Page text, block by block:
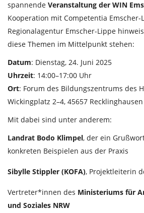
spannende Veranstaltung der WIN
Kooperation mit Competentia
Regionalagentur Emscher-Lippe
diese Themen im Mittelpunkt stehen:
Datum: Dienstag, 24. Juni 2025
Uhrzeit: 14:00–17:00 Uhr
Ort: Forum des Bildungszentrums des
Wickingplatz 2–4, 45657 Recklinghausen
Mit dabei sind unter anderem:
Landrat Bodo Klimpel, der ein
konkreten Beispielen aus der Praxis
Sibylle Stippler (KOFA), Projektleiterin
Vertreter*innen des Ministeriums für
und Soziales NRW